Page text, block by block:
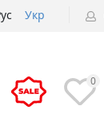
Укр
0